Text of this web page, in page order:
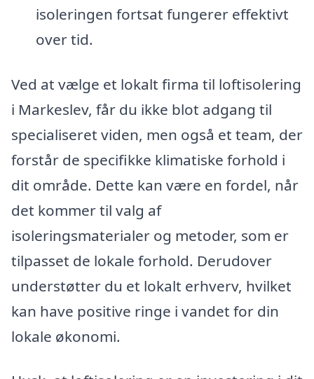
isoleringen fortsat fungerer effektivt
over tid.
Ved at vælge et lokalt firma til loftisolering
i Markeslev, får du ikke blot adgang til
specialiseret viden, men også et team, der
forstår de specifikke klimatiske forhold i
dit område. Dette kan være en fordel, når
det kommer til valg af
isoleringsmaterialer og metoder, som er
tilpasset de lokale forhold. Derudover
understøtter du et lokalt erhverv, hvilket
kan have positive ringe i vandet for din
lokale økonomi.